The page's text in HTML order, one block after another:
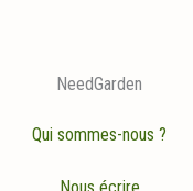
NeedGarden
Qui sommes-nous ?